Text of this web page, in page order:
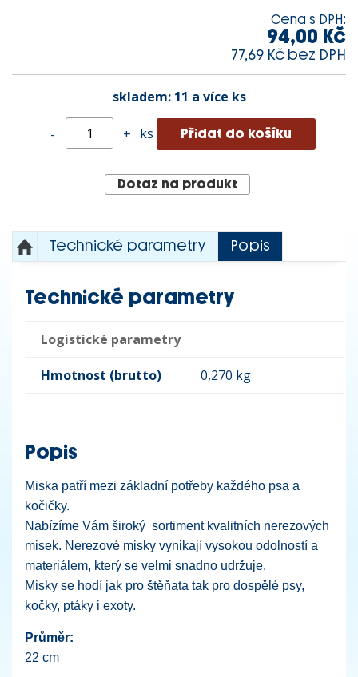
Cena s DPH:
94,00 Kč
77,69 Kč bez DPH
skladem: 11 a více ks
- + ks
Dotaz na produkt
Technické parametry Popis
Technické parametry
Logistické parametry
Hmotnost (brutto) 0,270 kg
Popis
Miska patří mezi základní potřeby každého psa a
kočičky.
Nabízíme Vám široký sortiment kvalitních nerezových
misek. Nerezové misky vynikají vysokou odolností a
materiálem, který se velmi snadno udržuje.
Misky se hodí jak pro štěňata tak pro dospělé psy,
kočky, ptáky i exoty.
Průměr:
22 cm